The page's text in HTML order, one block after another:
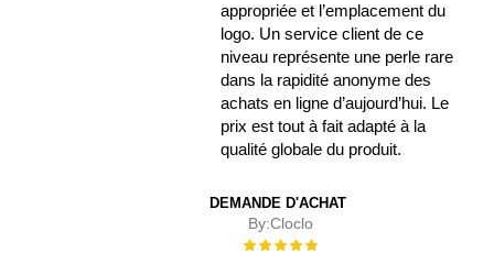
appropriée et l’emplacement du
logo. Un service client de ce
niveau représente une perle rare
dans la rapidité anonyme des
achats en ligne d’aujourd’hui. Le
prix est tout à fait adapté à la
qualité globale du produit.
DEMANDE D'ACHAT
By:Cloclo
Évaluation :